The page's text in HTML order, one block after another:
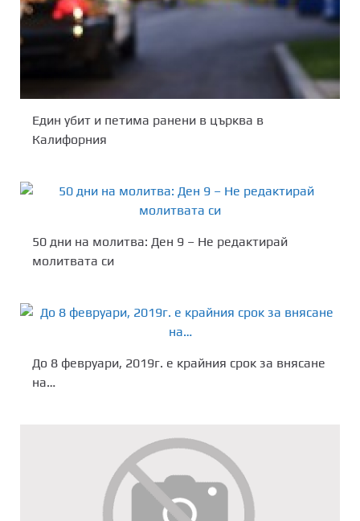
Един убит и петима ранени в църква в
Калифорния
50 дни на молитва: Ден 9 – Не редактирай
молитвата си
До 8 февруари, 2019г. е крайния срок за внясане
на…